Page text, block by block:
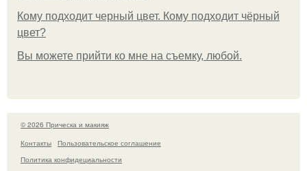
Кому подходит черный цвет. Кому подходит чёрный
цвет?
Вы можете прийти ко мне на съемку, любой.
© 2026 Прическа и макияж
Контакты
Пользовательское соглашение
Политика конфидециальности